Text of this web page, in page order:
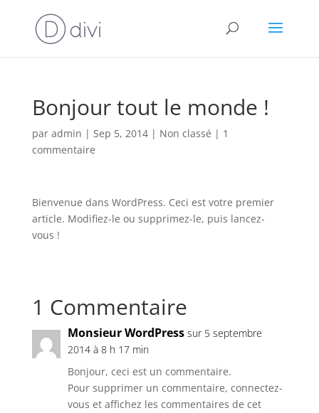
Bonjour tout le monde !
par admin | Sep 5, 2014| Non classé | 1
commentaire
Bienvenue dans WordPress. Ceci est votre premier
article. Modifiez-le ou supprimez-le, puis lancez-
vous !
1 Commentaire
Monsieur WordPress sur 5 septembre
2014 à 8 h 17 min
Bonjour, ceci est un commentaire.
Pour supprimer un commentaire, connectez-
vous et affichez les commentaires de cet